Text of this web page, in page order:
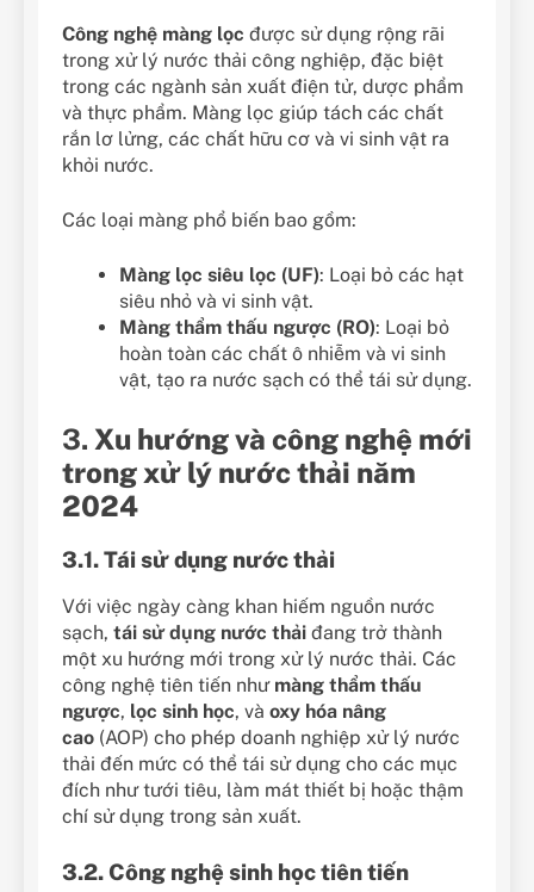
Công nghệ màng lọc được sử dụng rộng rãi
trong xử lý nước thải công nghiệp, đặc biệt
trong các ngành sản xuất điện tử, dược phẩm
và thực phẩm. Màng lọc giúp tách các chất
rắn lơ lửng, các chất hữu cơ và vi sinh vật ra
khỏi nước.
Các loại màng phổ biến bao gồm:
Màng lọc siêu lọc (UF): Loại bỏ các hạt
siêu nhỏ và vi sinh vật.
Màng thẩm thấu ngược (RO): Loại bỏ
hoàn toàn các chất ô nhiễm và vi sinh
vật, tạo ra nước sạch có thể tái sử dụng.
3. Xu hướng và công nghệ mới
trong xử lý nước thải năm
2024
3.1. Tái sử dụng nước thải
Với việc ngày càng khan hiếm nguồn nước
sạch, tái sử dụng nước thải đang trở thành
một xu hướng mới trong xử lý nước thải. Các
công nghệ tiên tiến như màng thẩm thấu
ngược, lọc sinh học, và oxy hóa nâng
cao (AOP) cho phép doanh nghiệp xử lý nước
thải đến mức có thể tái sử dụng cho các mục
đích như tưới tiêu, làm mát thiết bị hoặc thậm
chí sử dụng trong sản xuất.
3.2. Công nghệ sinh học tiên tiến